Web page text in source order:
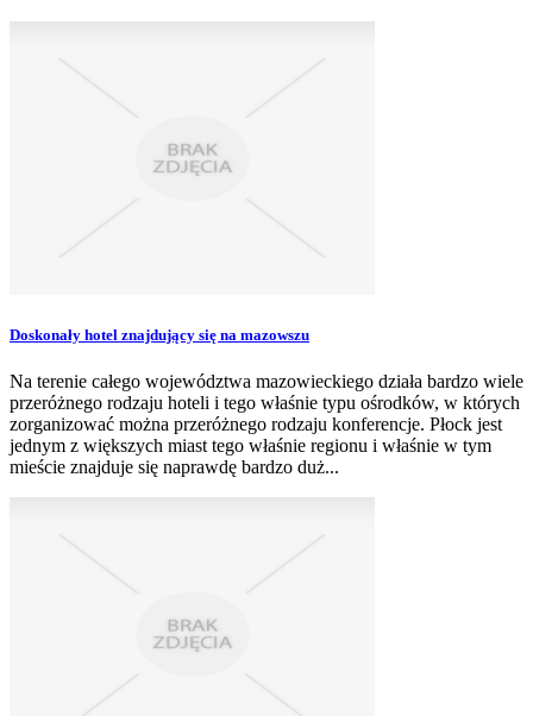
Doskonały hotel znajdujący się na mazowszu
Na terenie całego województwa mazowieckiego działa bardzo wiele
przeróżnego rodzaju hoteli i tego właśnie typu ośrodków, w których
zorganizować można przeróżnego rodzaju konferencje. Płock jest
jednym z większych miast tego właśnie regionu i właśnie w tym
mieście znajduje się naprawdę bardzo duż...